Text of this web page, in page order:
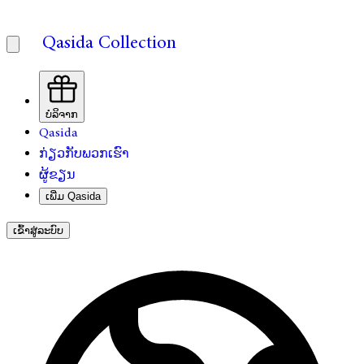
Qasida Collection
ບໍລິຈາກ
Qasida
ກ່ຽວກັບພວກເຮົາ
ຜູ້ຂຽນ
ເພີ່ມ Qasida
ເຂົ້າສູ່ລະບົບ